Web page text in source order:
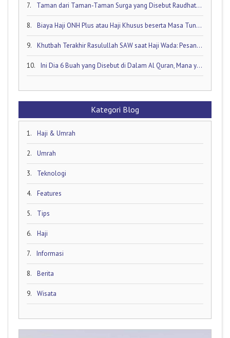
7. Taman dari Taman-Taman Surga yang Disebut Raudhatul Jannah
8. Biaya Haji ONH Plus atau Haji Khusus beserta Masa Tunggunya: Ini Rinciannya!
9. Khutbah Terakhir Rasulullah SAW saat Haji Wada: Pesan Abadi untuk Umat Islam
10. Ini Dia 6 Buah yang Disebut di Dalam Al Quran, Mana yang Favorit Anda?
Kategori Blog
1. Haji & Umrah
2. Umrah
3. Teknologi
4. Features
5. Tips
6. Haji
7. Informasi
8. Berita
9. Wisata